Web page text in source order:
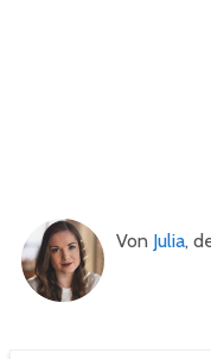
Von Julia,